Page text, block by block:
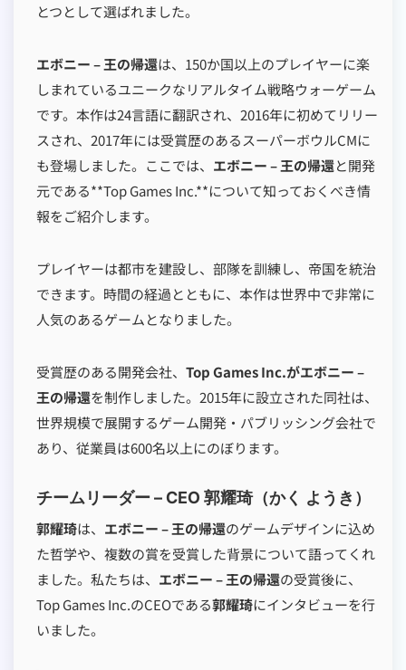
とつとして選ばれました。
エボニー – 王の帰還は、150か国以上のプレイヤーに楽
しまれているユニークなリアルタイム戦略ウォーゲーム
です。本作は24言語に翻訳され、2016年に初めてリリー
スされ、2017年には受賞歴のあるスーパーボウルCMに
も登場しました。ここでは、 エボニー – 王の帰還と開発
元である**Top Games Inc.**について知っておくべき情
報をご紹介します。
プレイヤーは都市を建設し、部隊を訓練し、帝国を統治
できます。時間の経過とともに、本作は世界中で非常に
人気のあるゲームとなりました。
受賞歴のある開発会社、 Top Games Inc.がエボニー –
王の帰還を制作しました。2015年に設立された同社は、
世界規模で展開するゲーム開発・パブリッシング会社で
あり、従業員は600名以上にのぼります。
チームリーダー – CEO 郭耀琦（かく ようき）
郭耀琦は、 エボニー – 王の帰還のゲームデザインに込め
た哲学や、複数の賞を受賞した背景について語ってくれ
ました。私たちは、 エボニー – 王の帰還の受賞後に、
Top Games Inc.のCEOである郭耀琦にインタビューを行
いました。